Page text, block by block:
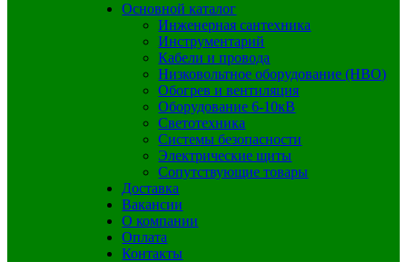
Основной каталог
Инженерная сантехника
Инструментарий
Кабели и провода
Низковольтное оборудование (НВО)
Обогрев и вентиляция
Оборудование 6-10кВ
Светотехника
Системы безопасности
Электрические щиты
Сопутствующие товары
Доставка
Вакансии
О компании
Оплата
Контакты